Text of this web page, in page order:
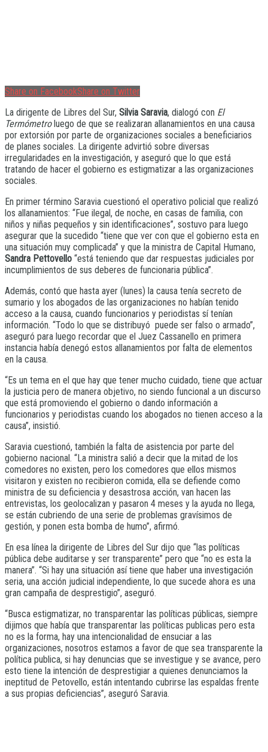
Share on FacebookShare on Twitter
La dirigente de Libres del Sur, Silvia Saravia, dialogó con El
Termómetroluego de que se realizaran allanamientos en una causa
por extorsión por parte de organizaciones sociales a beneficiarios
de planes sociales. La dirigente advirtió sobre diversas
irregularidades en la investigación, y aseguró que lo que está
tratando de hacer el gobierno es estigmatizar a las organizaciones
sociales.
En primer término Saravia cuestionó el operativo policial que realizó
los allanamientos: “Fue ilegal, de noche, en casas de familia, con
niños y niñas pequeños y sin identificaciones”, sostuvo para luego
asegurar que la sucedido “tiene que ver con que el gobierno esta en
una situación muy complicada” y que la ministra de Capital Humano,
Sandra Pettovello “está teniendo que dar respuestas judiciales por
incumplimientos de sus deberes de funcionaria pública”.
Además, contó que hasta ayer (lunes) la causa tenía secreto de
sumario y los abogados de las organizaciones no habían tenido
acceso a la causa, cuando funcionarios y periodistas sí tenían
información. “Todo lo que se distribuyó puede ser falso o armado”,
aseguró para luego recordar que el Juez Cassanello en primera
instancia había denegó estos allanamientos por falta de elementos
en la causa.
“Es un tema en el que hay que tener mucho cuidado, tiene que actuar
la justicia pero de manera objetivo, no siendo funcional a un discurso
que está promoviendo el gobierno o dando información a
funcionarios y periodistas cuando los abogados no tienen acceso a la
causa”, insistió.
Saravia cuestionó, también la falta de asistencia por parte del
gobierno nacional. “La ministra salió a decir que la mitad de los
comedores no existen, pero los comedores que ellos mismos
visitaron y existen no recibieron comida, ella se defiende como
ministra de su deficiencia y desastrosa acción, van hacen las
entrevistas, los geolocalizan y pasaron 4 meses y la ayuda no llega,
se están cubriendo de una serie de problemas gravísimos de
gestión, y ponen esta bomba de humo”, afirmó.
En esa línea la dirigente de Libres del Sur dijo que “las políticas
pública debe auditarse y ser transparente” pero que “no es esta la
manera”. “Si hay una situación así tiene que haber una investigación
seria, una acción judicial independiente, lo que sucede ahora es una
gran campaña de desprestigio”, aseguró.
“Busca estigmatizar, no transparentar las políticas públicas, siempre
dijimos que había que transparentar las políticas publicas pero esta
no es la forma, hay una intencionalidad de ensuciar a las
organizaciones, nosotros estamos a favor de que sea transparente la
política publica, si hay denuncias que se investigue y se avance, pero
esto tiene la intención de desprestigiar a quienes denunciamos la
ineptitud de Petovello, están intentando cubrirse las espaldas frente
a sus propias deficiencias”, aseguró Saravia.